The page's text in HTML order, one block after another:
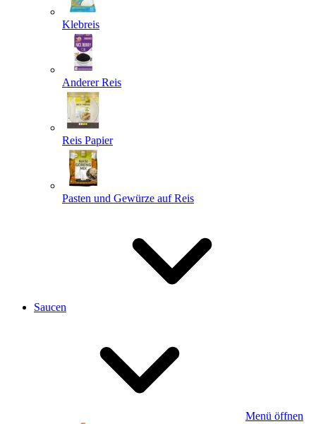
Klebreis
Anderer Reis
Reis Papier
Pasten und Gewürze auf Reis
Saucen
Menü öffnen